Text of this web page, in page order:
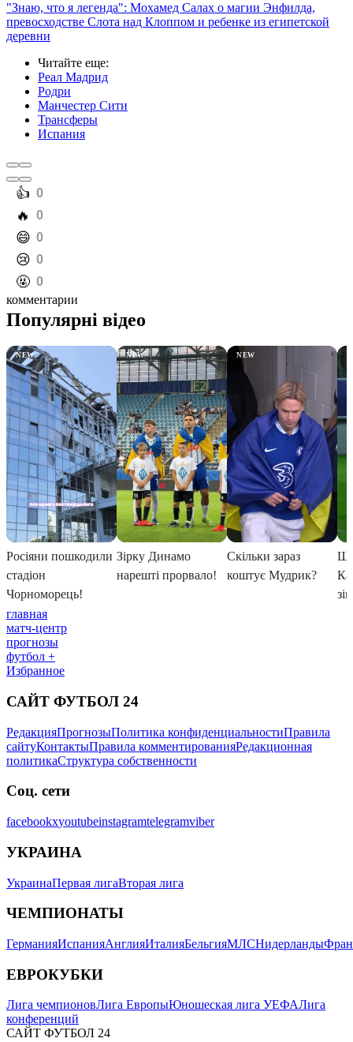
"Знаю, что я легенда": Мохамед Салах о магии Энфилда,
превосходстве Слота над Клоппом и ребенке из египетской
деревни
Читайте еще:
Реал Мадрид
Родри
Манчестер Сити
Трансферы
Испания
️👍 0
️🔥 0
️😄 0
️😢 0
️🤬 0
комментарии
главная
матч-центр
прогнозы
футбол +
Избранное
САЙТ ФУТБОЛ 24
РедакцияПрогнозыПолитика конфиденциальностиПравила
сайтуКонтактыПравила комментированияРедакционная
политикаСтруктура собственности
Соц. сети
facebookxyoutubeinstagramtelegramviber
УКРАИНА
УкраинаПервая лигаВторая лига
ЧЕМПИОНАТЫ
ГерманияИспанияАнглияИталияБельгияМЛСНидерланды
ЕВРОКУБКИ
Лига чемпионовЛига ЕвропыЮношеская лига УЕФАЛига
конференций
САЙТ ФУТБОЛ 24